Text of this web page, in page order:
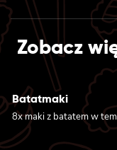
Zobacz
Batatmaki
8x maki z batatem w